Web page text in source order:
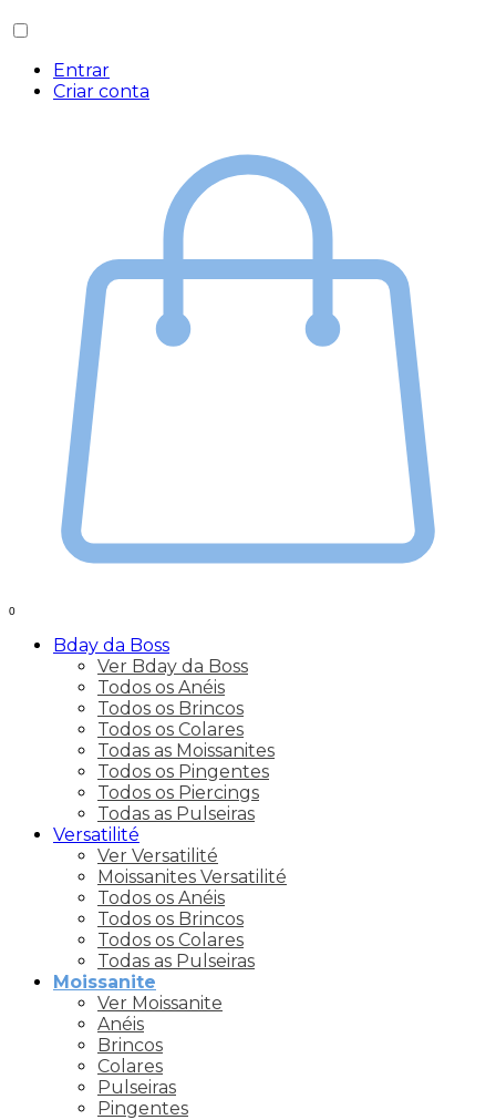
Entrar
Criar conta
0
Bday da Boss
Ver Bday da Boss
Todos os Anéis
Todos os Brincos
Todos os Colares
Todas as Moissanites
Todos os Pingentes
Todos os Piercings
Todas as Pulseiras
Versatilité
Ver Versatilité
Moissanites Versatilité
Todos os Anéis
Todos os Brincos
Todos os Colares
Todas as Pulseiras
Moissanite
Ver Moissanite
Anéis
Brincos
Colares
Pulseiras
Pingentes